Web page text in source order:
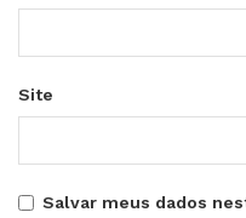
Site
Salvar meus dados